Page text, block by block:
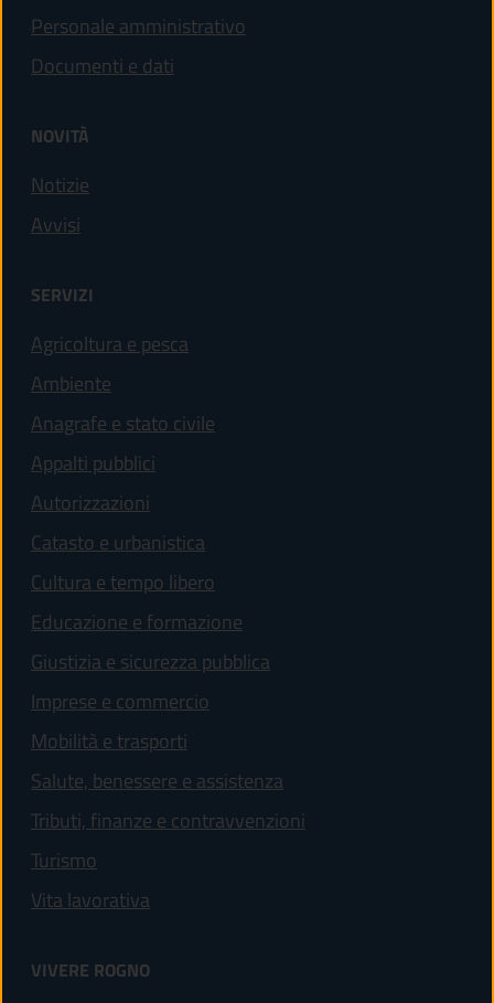
Personale amministrativo
Documenti e dati
NOVITÀ
Notizie
Avvisi
SERVIZI
Agricoltura e pesca
Ambiente
Anagrafe e stato civile
Appalti pubblici
Autorizzazioni
Catasto e urbanistica
Cultura e tempo libero
Educazione e formazione
Giustizia e sicurezza pubblica
Imprese e commercio
Mobilità e trasporti
Salute, benessere e assistenza
Tributi, finanze e contravvenzioni
Turismo
Vita lavorativa
VIVERE ROGNO